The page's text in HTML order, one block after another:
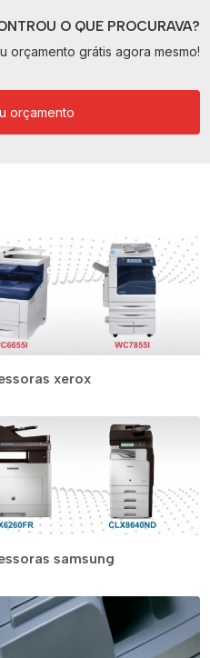
O QUE PROCURAVA?
orçamento grátis agora mesmo!
orçamento
xerox
samsung